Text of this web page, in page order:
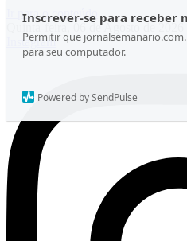
Inscrever-se para receber
Permitir que
para seu computador.
Powered by SendPulse
Ir para o conteúdo
Quinta-feira, 06 de Agosto de 2026
Instagram